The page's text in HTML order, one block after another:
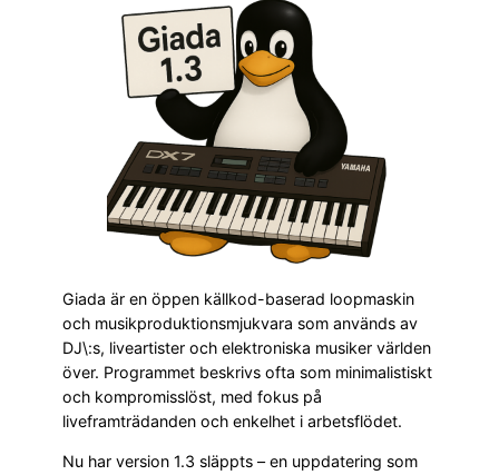
Giada är en öppen källkod-baserad loopmaskin
och musikproduktionsmjukvara som används av
DJ\:s, liveartister och elektroniska musiker världen
över. Programmet beskrivs ofta som minimalistiskt
och kompromisslöst, med fokus på
liveframträdanden och enkelhet i arbetsflödet.
Nu har version 1.3 släppts – en uppdatering som